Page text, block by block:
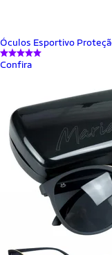
Óculos Esportivo
Confira